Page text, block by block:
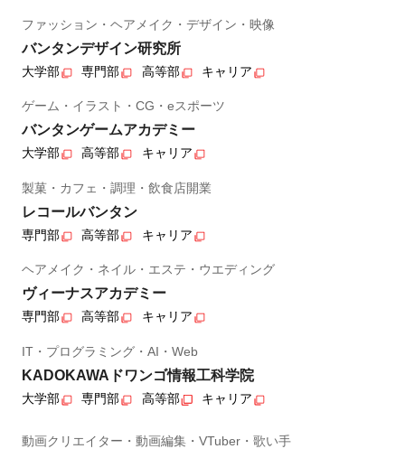
ファッション・ヘアメイク・デザイン・映像
バンタンデザイン研究所
大学部 専門部 高等部 キャリア
ゲーム・イラスト・CG・eスポーツ
バンタンゲームアカデミー
大学部 高等部 キャリア
製菓・カフェ・調理・飲食店開業
レコールバンタン
専門部 高等部 キャリア
ヘアメイク・ネイル・エステ・ウエディング
ヴィーナスアカデミー
専門部 高等部 キャリア
IT・プログラミング・AI・Web
KADOKAWAドワンゴ情報工科学院
大学部 専門部 高等部 キャリア
動画クリエイター・動画編集・VTuber・歌い手